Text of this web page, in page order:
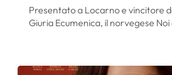
Presentato a Locarno e vincitore
Giuria Ecumenica, il norvegese Noi